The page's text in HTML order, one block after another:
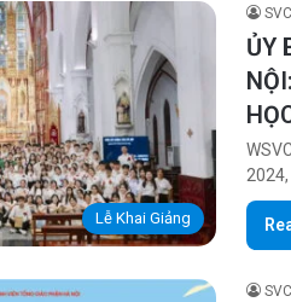
Lễ Khai Giảng
ỦY